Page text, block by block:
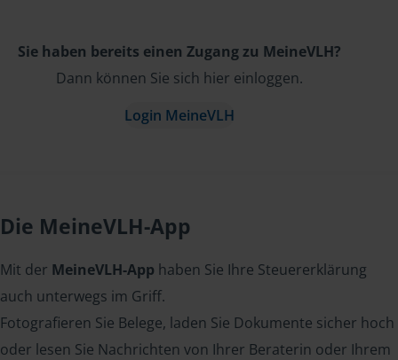
Sie haben bereits einen Zugang zu MeineVLH?
Dann können Sie sich hier einloggen.
Login MeineVLH
Die MeineVLH-App
Mit der MeineVLH-App haben Sie Ihre Steuererklärung
auch unterwegs im Griff.
Fotografieren Sie Belege, laden Sie Dokumente sicher hoch
oder lesen Sie Nachrichten von Ihrer Beraterin oder Ihrem